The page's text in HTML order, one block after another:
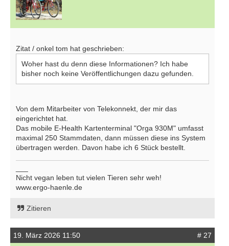
Zitat / onkel tom hat geschrieben:
Woher hast du denn diese Informationen? Ich habe
bisher noch keine Veröffentlichungen dazu gefunden.
Von dem Mitarbeiter von Telekonnekt, der mir das
eingerichtet hat.
Das mobile E-Health Kartenterminal "Orga 930M" umfasst
maximal 250 Stammdaten, dann müssen diese ins System
übertragen werden. Davon habe ich 6 Stück bestellt.
Nicht vegan leben tut vielen Tieren sehr weh!
www.ergo-haenle.de
Zitieren
19. März 2026 11:50
# 27